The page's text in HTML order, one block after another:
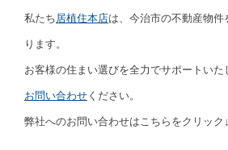
私たち居植住本店は、今治市の不動産物
ります。
お客様の住まい選びを全力でサポートいた
お問い合わせ ください。
弊社へのお問い合わせはこちらをクリック↓